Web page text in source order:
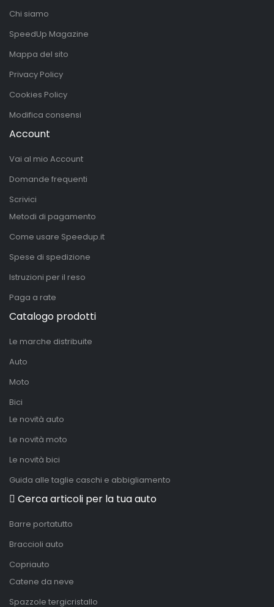
Chi siamo
SpeedUp Magazine
Mappa del sito
Privacy Policy
Cookies Policy
Modifica consensi
Account
Vai al mio Account
Domande frequenti
Scrivici
Metodi di pagamento
Come usare Speedup.it
Spese di spedizione
Istruzioni per il reso
Paga a rate
Catalogo prodotti
Le marche distribuite
Auto
Moto
Bici
Le novità auto
Le novità moto
Le novità bici
Guida alle taglie caschi e abbigliamento
Cerca articoli per la tua auto
Barre portatutto
Braccioli auto
Copriauto
Catene da neve
Spazzole tergicristallo